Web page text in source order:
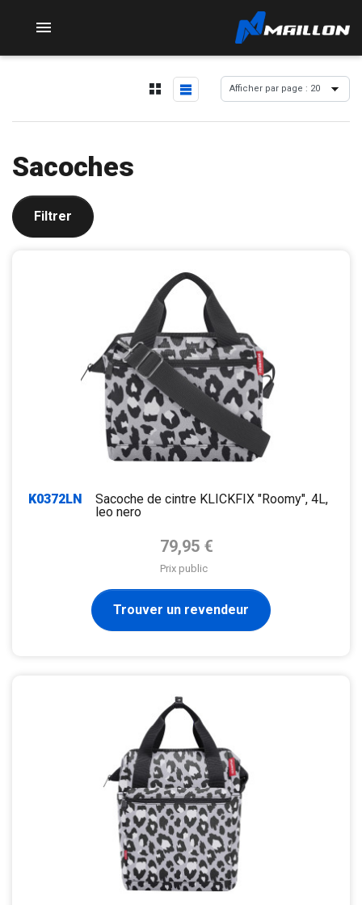

Sacoches
Filtrer
K0372LN
Sacoche de cintre KLICKFIX "Roomy", 4L,
leo nero
Prix de base
79,95 €
Prix public
Trouver un revendeur